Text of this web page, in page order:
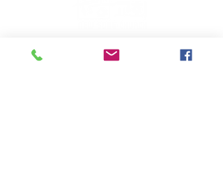
주일KM예배 (1부) 9am, (2부)
11am